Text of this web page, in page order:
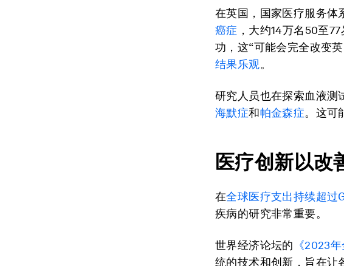
在英国，国家医疗服务体
癌症 ，大约14万名50至
功，这“可能会完全改变
结果乐观。
研究人员也在探索血液测
海默症和帕金森症。这可
医疗创新以改
在全球医疗支出持续超过
疾病的研究非常重要。
世界经济论坛的 《2023年
统的技术和创新，旨在让